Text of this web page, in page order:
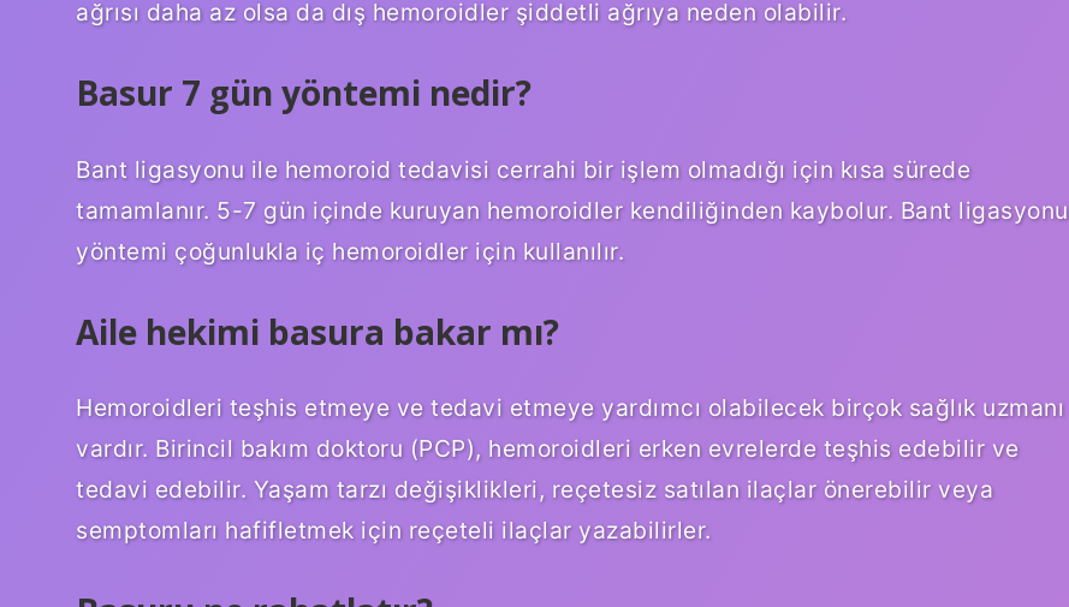
ağrısı daha az olsa da dış hemoroidler şiddetli ağrıya neden olabilir.
Basur 7 gün yöntemi nedir?
Bant ligasyonu ile hemoroid tedavisi cerrahi bir işlem olmadığı için kısa sürede
tamamlanır. 5-7 gün içinde kuruyan hemoroidler kendiliğinden kaybolur. Bant ligasyonu
yöntemi çoğunlukla iç hemoroidler için kullanılır.
Aile hekimi basura bakar mı?
Hemoroidleri teşhis etmeye ve tedavi etmeye yardımcı olabilecek birçok sağlık uzmanı
vardır. Birincil bakım doktoru (PCP), hemoroidleri erken evrelerde teşhis edebilir ve
tedavi edebilir. Yaşam tarzı değişiklikleri, reçetesiz satılan ilaçlar önerebilir veya
semptomları hafifletmek için reçeteli ilaçlar yazabilirler.